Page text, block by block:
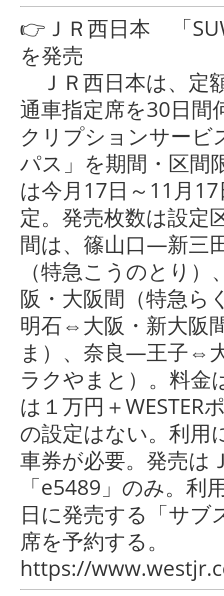
👉ＪＲ西日本 「
を発売
ＪＲ西日本は、定
通車指定席を30日間
クリプションサービ
パス」を期間・区間
は今月17日～11月
定。発売枚数は設定
間は、篠山口―新三
（特急こうのとり
阪・大阪間（特急
明石⇔大阪・新大阪
ま）、奈良―王子⇔
ラクやまと）。料金
は１万円＋WESTER
の設定はない。利用
車券が必要。発売は
「e5489」のみ。利
日に発売する「サブ
席を予約する。
https://